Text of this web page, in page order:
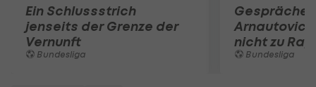
Ein Schlussstrich
jenseits der Grenze der
Vernunft
Bundesliga
Gespräche
Arnautovic
nicht zu
Bundesliga